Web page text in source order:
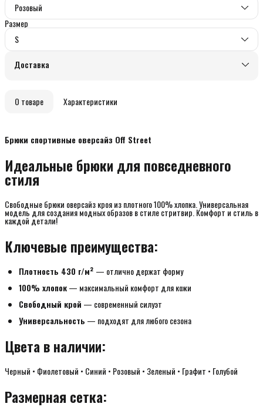
Розовый
Размер
S
Доставка
О товаре Характеристики
Брюки спортивные оверсайз Off Street
Идеальные брюки для повседневного
стиля
Свободные брюки оверсайз кроя из плотного 100% хлопка. Универсальная
модель для создания модных образов в стиле стритвир. Комфорт и стиль в
каждой детали!
Ключевые преимущества:
Плотность 430 г/м² — отлично держат форму
100% хлопок— максимальный комфорт для кожи
Свободный крой — современный силуэт
Универсальность — подходят для любого сезона
Цвета в наличии:
Черный • Фиолетовый • Синий • Розовый • Зеленый • Графит • Голубой
Размерная сетка: